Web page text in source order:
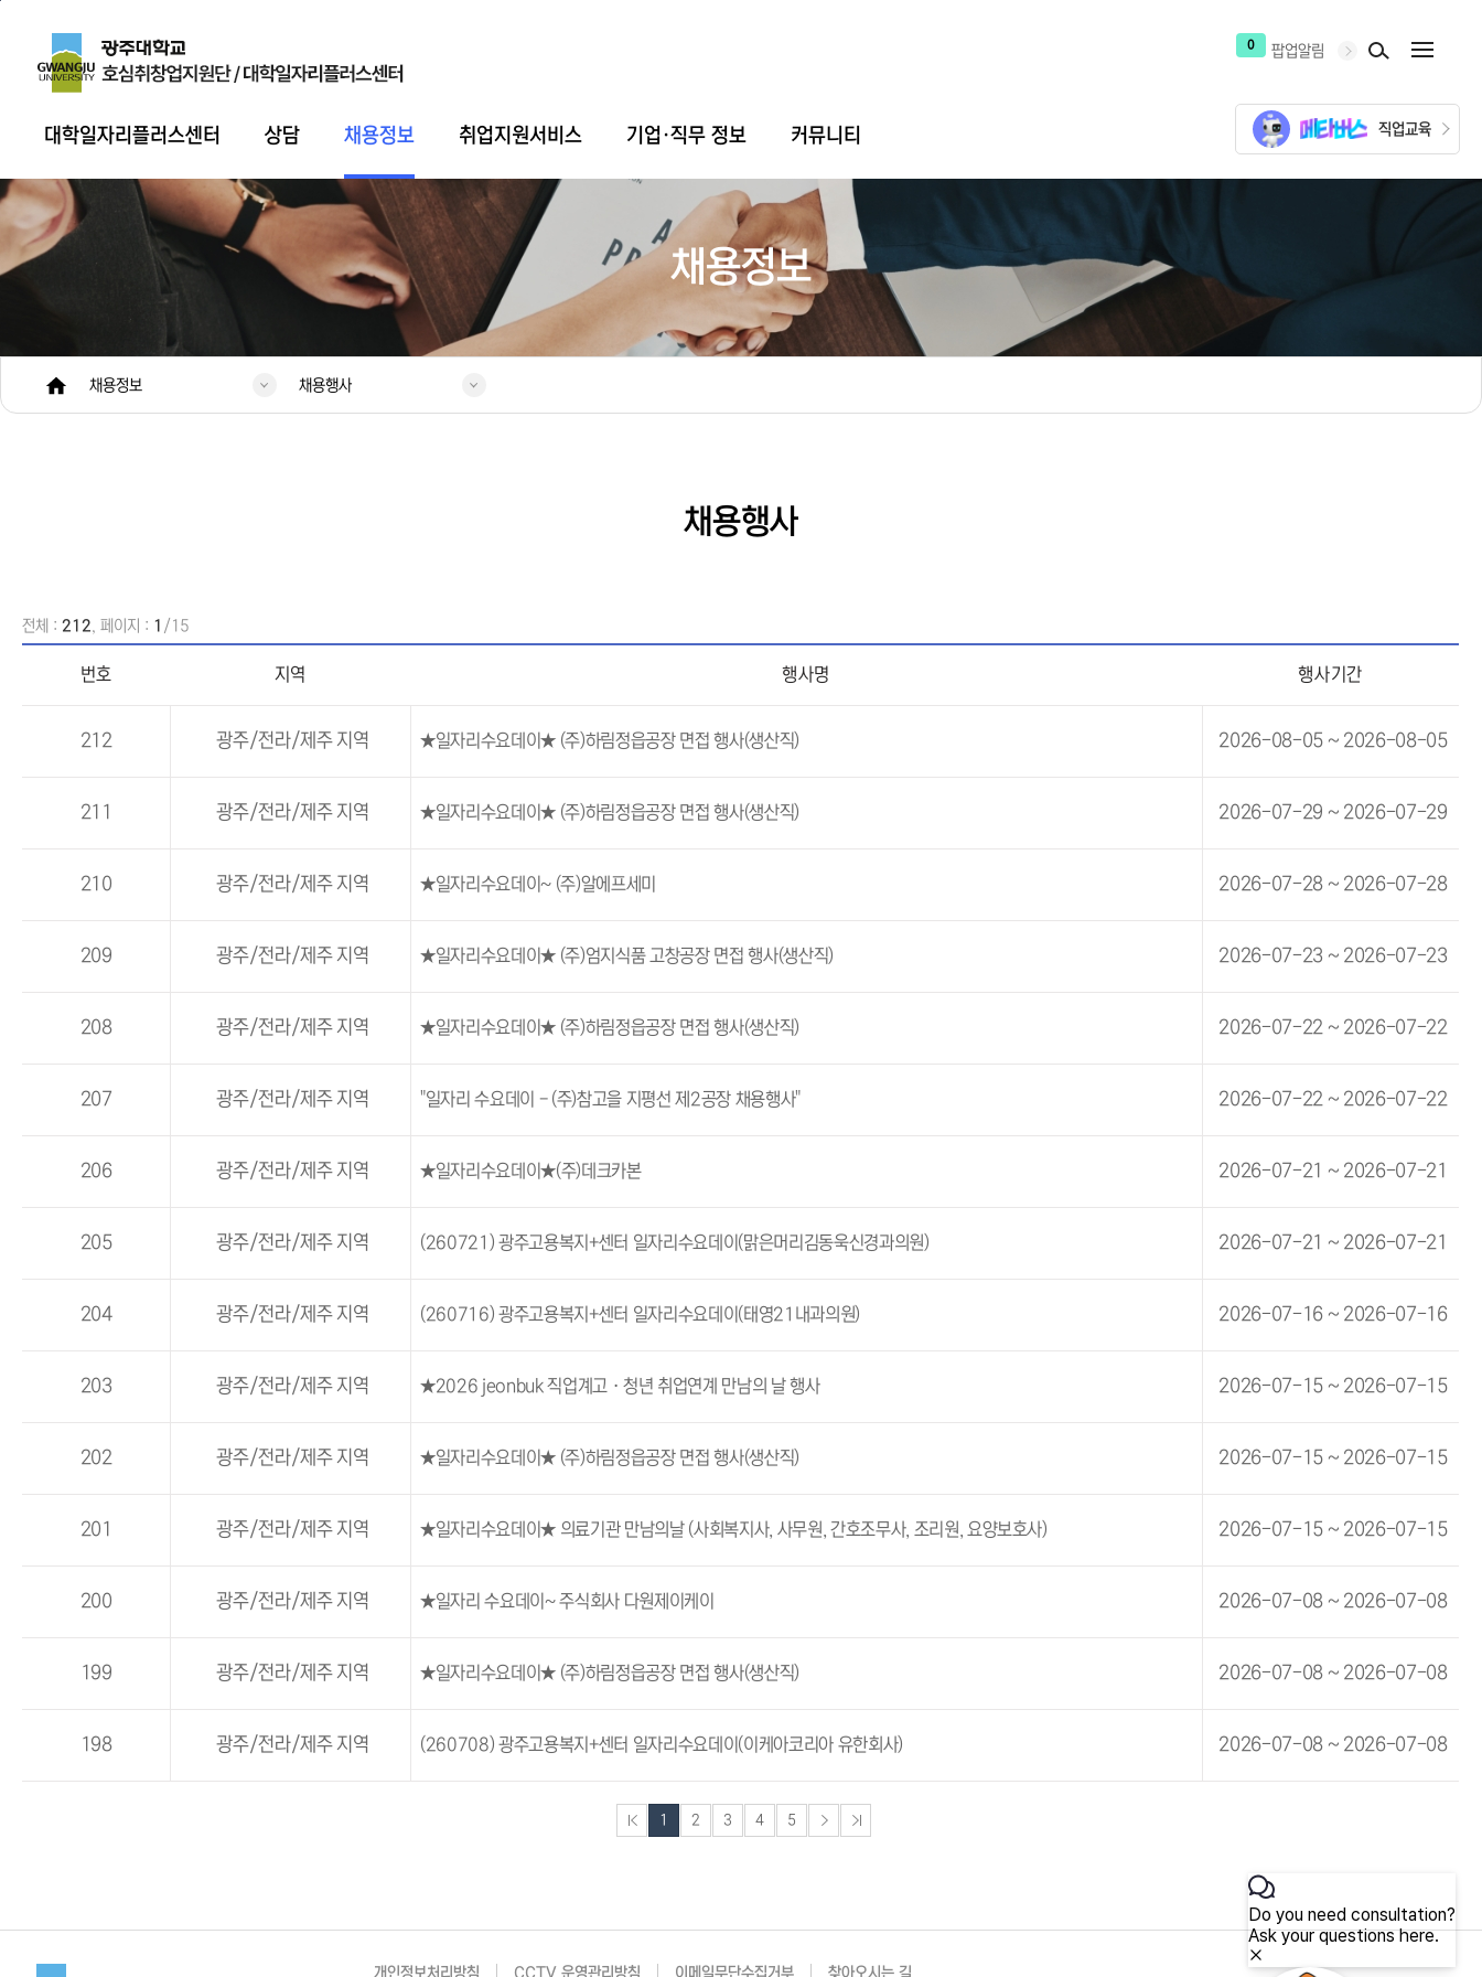
0 팝업알림
대학일자리플러스센터 상담 채용정보 취업지원서비스 기업·직무 정보 커뮤니티 직업교육
채용정보
채용정보 채용행사
채용행사
전체 :212 , 페이지 : 1 /15
번호 지역 행사명 행사기간
212 광주/전라/제주 지역 ★일자리수요데이★ (주)하림정읍공장 면접 행사(생산직) 2026-08-05 ~ 2026-08-05
211 광주/전라/제주 지역 ★일자리수요데이★ (주)하림정읍공장 면접 행사(생산직) 2026-07-29 ~ 2026-07-29
210 광주/전라/제주 지역 ★일자리수요데이~ (주)알에프세미 2026-07-28 ~ 2026-07-28
209 광주/전라/제주 지역 ★일자리수요데이★ (주)엄지식품 고창공장 면접 행사(생산직) 2026-07-23 ~ 2026-07-23
208 광주/전라/제주 지역 ★일자리수요데이★ (주)하림정읍공장 면접 행사(생산직) 2026-07-22 ~ 2026-07-22
207 광주/전라/제주 지역 "일자리 수요데이 - (주)참고을 지평선 제2공장 채용행사" 2026-07-22 ~ 2026-07-22
206 광주/전라/제주 지역 ★일자리수요데이★(주)데크카본 2026-07-21 ~ 2026-07-21
205 광주/전라/제주 지역 (260721) 광주고용복지+센터 일자리수요데이(맑은머리김동욱신경과의원) 2026-07-21 ~ 2026-07-21
204 광주/전라/제주 지역 (260716) 광주고용복지+센터 일자리수요데이(태영21내과의원) 2026-07-16 ~ 2026-07-16
203 광주/전라/제주 지역 ★2026 jeonbuk 직업계고 · 청년 취업연계 만남의 날 행사 2026-07-15 ~ 2026-07-15
202 광주/전라/제주 지역 ★일자리수요데이★ (주)하림정읍공장 면접 행사(생산직) 2026-07-15 ~ 2026-07-15
201 광주/전라/제주 지역 ★일자리수요데이★ 의료기관 만남의날 (사회복지사, 사무원, 간호조무사, 조리원, 요양보호사) 2026-07-15 ~ 2026-07-15
200 광주/전라/제주 지역 ★일자리 수요데이~ 주식회사 다원제이케이 2026-07-08 ~ 2026-07-08
199 광주/전라/제주 지역 ★일자리수요데이★ (주)하림정읍공장 면접 행사(생산직) 2026-07-08 ~ 2026-07-08
198 광주/전라/제주 지역 (260708) 광주고용복지+센터 일자리수요데이(이케아코리아 유한회사) 2026-07-08 ~ 2026-07-08
1 2 3 4 5
개인정보처리방침 CCTV 운영관리방침 이메일무단수집거부 찾아오시는 길